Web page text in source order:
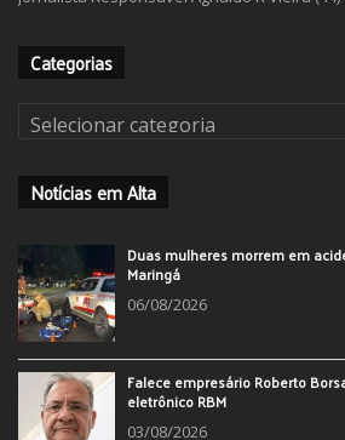
Categorias
Categorias
Notícias em Alta
Duas mulheres morrem em
Maringá
06/08/2026
Falece empresário Roberto
eletrônico RBM
03/08/2026